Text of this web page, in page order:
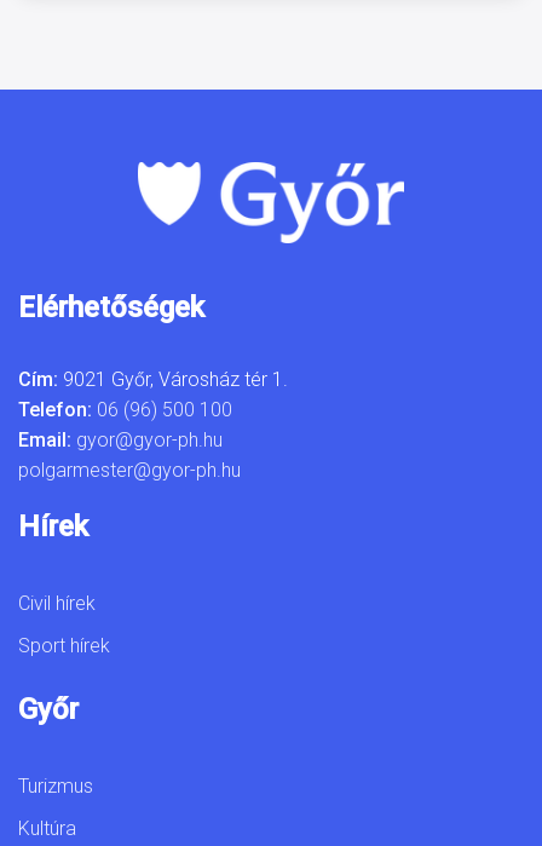
Elérhetőségek
Cím: 9021 Győr, Városház tér 1.
Telefon: 06 (96) 500 100
Email: gyor@gyor-ph.hu
polgarmester@gyor-ph.hu
Hírek
Civil hírek
Sport hírek
Győr
Turizmus
Kultúra